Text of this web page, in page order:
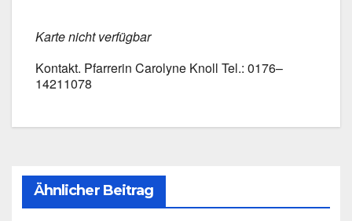
Kar­te nicht ver­füg­bar
Kon­takt. Pfar­re­rin Caro­ly­ne Knoll Tel.: 0176–
14211078
Ähnlicher Beitrag